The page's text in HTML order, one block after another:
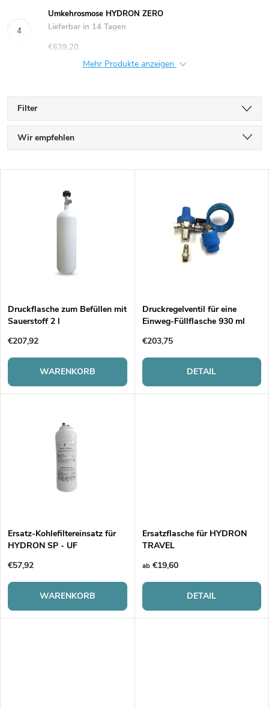
Umkehrosmose HYDRON ZERO
Lieferbar in 14 Tagen
€639,20
Mehr Produkte anzeigen
Filter
P
r
t
s
o
r
u
n
g
Wir empfehlen
Meistverkauft
e
d
e
r
u
k
t
Druckflasche zum Befüllen mit
Sauerstoff 2 l
€207,92
WARENKORB
Druckregelventil für eine
Einweg-Füllflasche 930 ml
€203,75
DETAIL
Ersatz-Kohlefiltereinsatz für
HYDRON SP - UF
€57,92
WARENKORB
Ersatzflasche für HYDRON
TRAVEL
ab€19,60
DETAIL